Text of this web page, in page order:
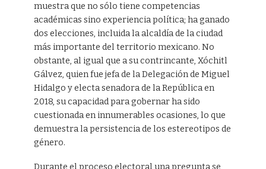
muestra que no sólo tiene competencias
académicas sino experiencia política; ha ganado
dos elecciones, incluida la alcaldía de la ciudad
más importante del territorio mexicano. No
obstante, al igual que a su contrincante, Xóchitl
Gálvez, quien fue jefa de la Delegación de Miguel
Hidalgo y electa senadora de la República en
2018, su capacidad para gobernar ha sido
cuestionada en innumerables ocasiones, lo que
demuestra la persistencia de los estereotipos de
género.
Durante el proceso electoral una pregunta se